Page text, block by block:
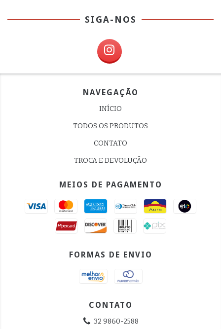
SIGA-NOS
NAVEGAÇÃO
INÍCIO
TODOS OS PRODUTOS
CONTATO
TROCA E DEVOLUÇÃO
MEIOS DE PAGAMENTO
FORMAS DE ENVIO
CONTATO
32 9860-2588